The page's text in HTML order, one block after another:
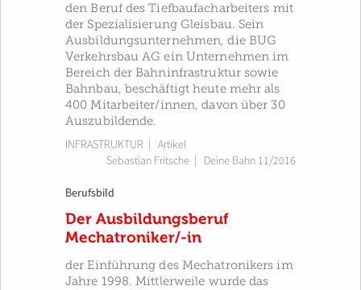
den Beruf des Tiefbaufacharbeiters mit
der Spezialisierung Gleisbau. Sein
Ausbildungsunternehmen, die BUG
Verkehrsbau AG ein Unternehmen im
Bereich der Bahninfrastruktur sowie
Bahnbau, beschäftigt heute mehr als
400 Mitarbeiter/innen, davon über 30
Auszubildende.
INFRASTRUKTUR | Artikel
Sebastian Fritsche
Deine Bahn 11/2016
Berufsbild
Der Ausbildungsberuf
Mechatroniker/-in
der Einführung des Mechatronikers im
Jahre 1998. Mittlerweile wurde das